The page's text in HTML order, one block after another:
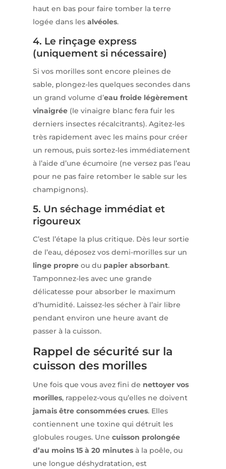
haut en bas pour faire tomber la terre
logée dans les alvéoles.
4. Le rinçage express
(uniquement si nécessaire)
Si vos morilles sont encore pleines de
sable, plongez-les quelques secondes dans
un grand volume d’eau froide légèrement
vinaigrée(le vinaigre blanc fera fuir les
derniers insectes récalcitrants). Agitez-les
très rapidement avec les mains pour créer
un remous, puis sortez-les immédiatement
à l’aide d’une écumoire (ne versez pas l’eau
pour ne pas faire retomber le sable sur les
champignons).
5. Un séchage immédiat et
rigoureux
C’est l’étape la plus critique. Dès leur sortie
de l’eau, déposez vos demi-morilles sur un
linge propreou du papier absorbant.
Tamponnez-les avec une grande
délicatesse pour absorber le maximum
d’humidité. Laissez-les sécher à l’air libre
pendant environ une heure avant de
passer à la cuisson.
Rappel de sécurité sur la
cuisson des morilles
Une fois que vous avez fini de nettoyer vos
morilles, rappelez-vous qu’elles ne doivent
jamais être consommées crues. Elles
contiennent une toxine qui détruit les
globules rouges. Une cuisson prolongée
d’au moins 15 à 20 minutesà la poêle, ou
une longue déshydratation, est